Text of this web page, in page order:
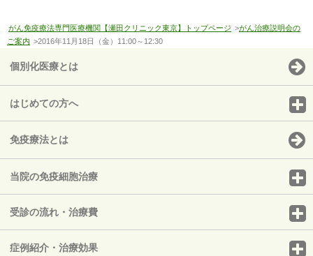
がん免疫療法専門医療機関【瀬田クリニック東京】トップページ >がん治療説明会の
ご案内 >2016年11月18日（金）11:00～12:30
個別化医療とは
はじめての方へ
免疫療法とは
当院の免疫細胞治療
受診の流れ・治療費
症例紹介・治療効果